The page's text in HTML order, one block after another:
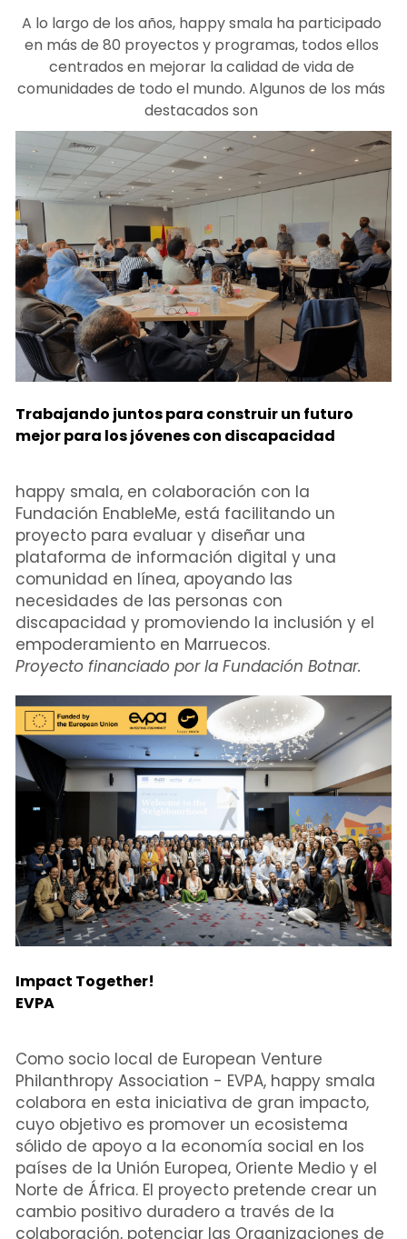
A lo largo de los años, happy smala ha participado
en más de 80 proyectos y programas, todos ellos
centrados en mejorar la calidad de vida de
comunidades de todo el mundo. Algunos de los más
destacados son
Trabajando juntos para construir un futuro
mejor para los jóvenes con discapacidad
happy smala, en colaboración con la
Fundación EnableMe, está facilitando un
proyecto para evaluar y diseñar una
plataforma de información digital y una
comunidad en línea, apoyando las
necesidades de las personas con
discapacidad y promoviendo la inclusión y el
empoderamiento en Marruecos.
Proyecto financiado por la Fundación Botnar.
Impact Together!
EVPA
Como socio local de European Venture
Philanthropy Association - EVPA, happy smala
colabora en esta iniciativa de gran impacto,
cuyo objetivo es promover un ecosistema
sólido de apoyo a la economía social en los
países de la Unión Europea, Oriente Medio y el
Norte de África. El proyecto pretende crear un
cambio positivo duradero a través de la
colaboración, potenciar las Organizaciones de